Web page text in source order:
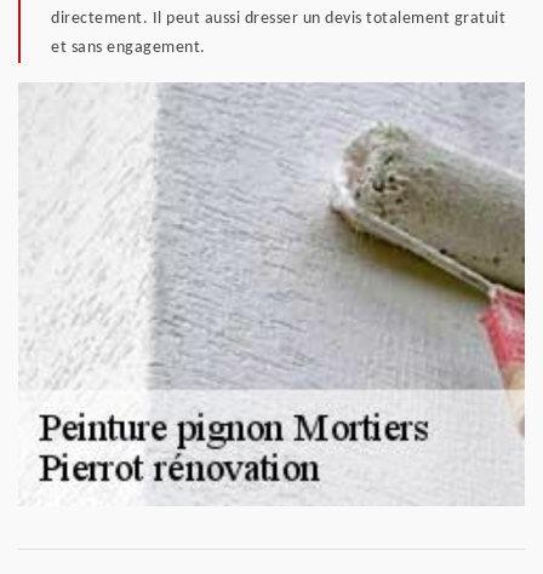
directement. Il peut aussi dresser un devis totalement gratuit
et sans engagement.